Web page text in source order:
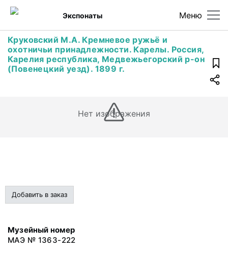
Меню
Экспонаты
Круковский М.А. Кремневое ружьё и
охотничьи принадлежности. Карелы. Россия,
Карелия республика, Медвежьегорский р-он
(Повенецкий уезд). 1899 г.
Нет изображения
Добавить в заказ
Музейный номер
МАЭ № 1363-222